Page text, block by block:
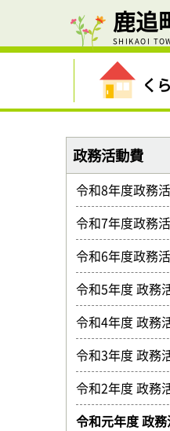
鹿追
SHIKAOI
く
政務活動費
令和8年度政務
令和7年度政務
令和6年度政務
令和5年度 政務
令和4年度 政務
令和3年度 政務
令和2年度 政務
令和元年度 政